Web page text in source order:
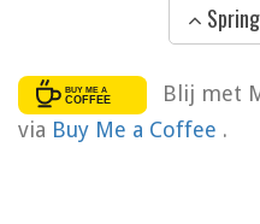
Blij met
via Buy Me a Coffee .